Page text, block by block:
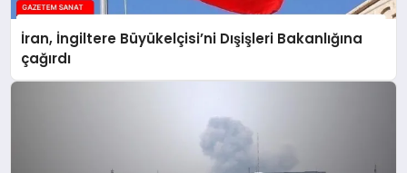
İran, İngiltere Büyükelçisi’ni Dışişleri Bakanlığına
çağırdı